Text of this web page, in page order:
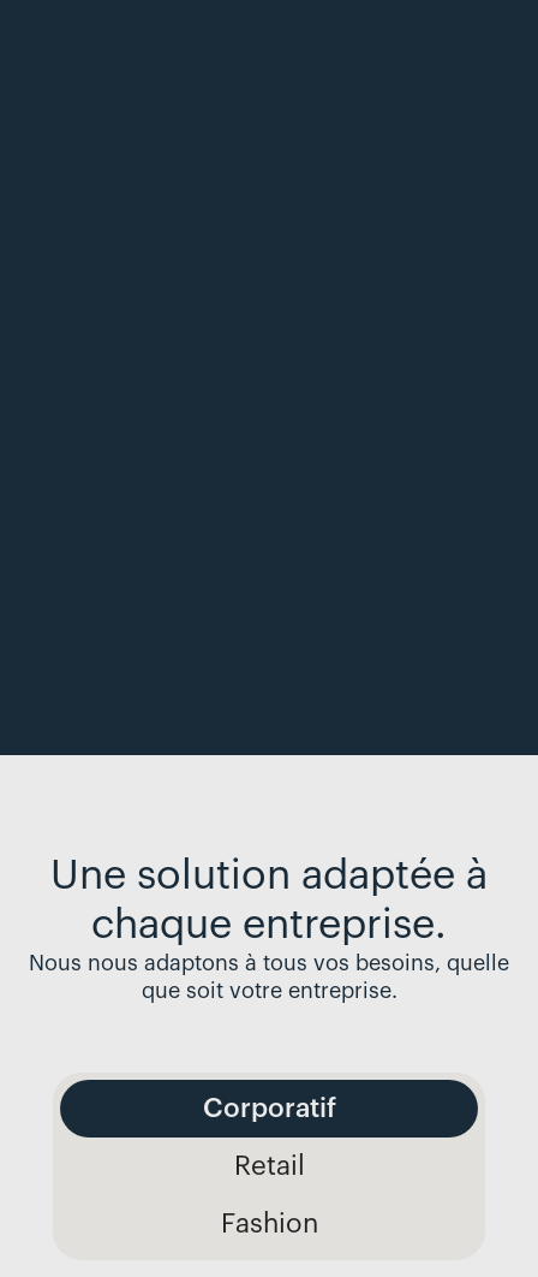
Une solution adaptée à
chaque entreprise.
Nous nous adaptons à tous vos besoins, quelle
que soit votre entreprise.
Corporatif
Retail
Fashion